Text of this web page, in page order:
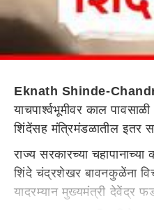
Eknath Shinde-
याचपार्श्वभूमीवर काल
शिंदेंसह मंत्रिमंडळातील इतर
राज्य सरकारच्या
शिंदे चंद्रशेखर बावनकुळेंना
यादरम्यान मुख्यमंत्री देवेंद्र